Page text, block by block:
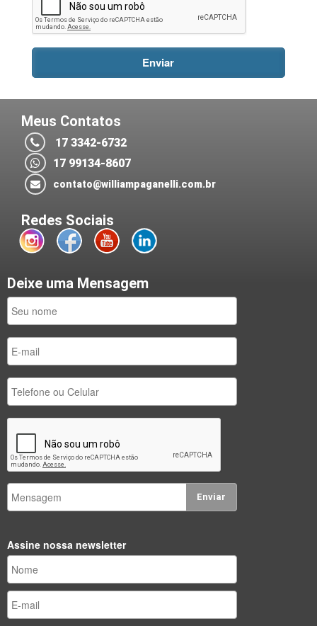
Meus Contatos
17 3342-6732
17 99134-8607
contato@williampaganelli.com.br
Redes Sociais
Deixe uma Mensagem
Enviar
Assine nossa newsletter